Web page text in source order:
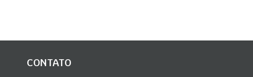
CONTATO